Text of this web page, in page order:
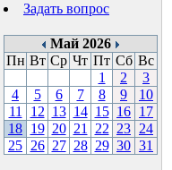
Задать вопрос
Май 2026
Пн Вт Ср Чт Пт Сб Вс
1
2
3
4
5 6 7 8 9
10
11
12 13 14 15 16 17
18 19 20 21 22 23 24
25 26 27 28 29 30 31